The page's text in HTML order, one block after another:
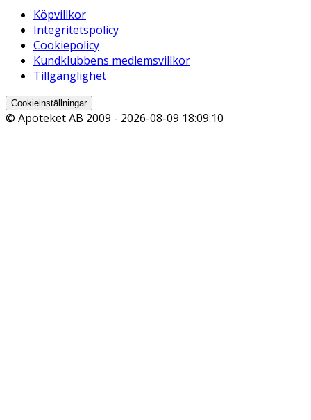
Köpvillkor
Integritetspolicy
Cookiepolicy
Kundklubbens medlemsvillkor
Tillgänglighet
Cookieinställningar
© Apoteket AB 2009 - 2026-08-09 18:09:10